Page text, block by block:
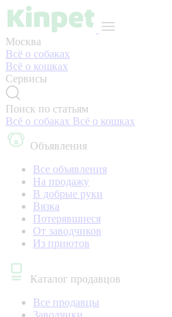
Москва
Всё о собаках
Всё о кошках
Сервисы
Поиск по статьям
Всё о собаках Всё о кошках
Объявления
Все объявления
На продажу
В добрые руки
Вязка
Потерявшиеся
От заводчиков
Из приютов
Каталог продавцов
Все продавцы
Заводчики